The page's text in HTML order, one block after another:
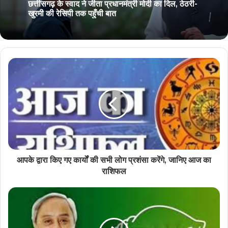
छत्तीसगढ़ के स्वाद ने जीता प्रधानमंत्री मोदी का दिल, ठेठरी-
खुरमी की रेसिपी तक पहुँची बात
February 6, 2026
आपके द्वारा किए गए कार्यों की सभी लोग प्रशंसा करेंगे, जानिए आज का
राशिफल